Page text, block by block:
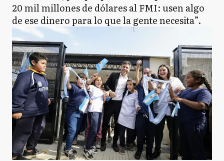
20 mil millones de dólares al FMI: usen algo
de ese dinero para lo que la gente necesita”.